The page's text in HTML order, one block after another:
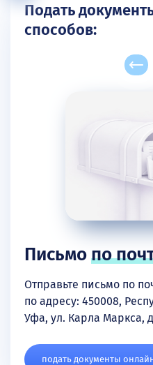
Подать
способов:
Письмопо
Отправьте письмо по
по адресу: 450008,
Уфа, ул. Карла Маркса,
подать документы